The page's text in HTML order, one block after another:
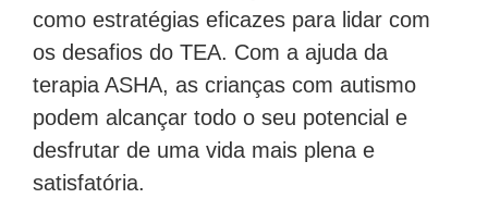
como estratégias eficazes para lidar com
os desafios do TEA. Com a ajuda da
terapia ASHA, as crianças com autismo
podem alcançar todo o seu potencial e
desfrutar de uma vida mais plena e
satisfatória.